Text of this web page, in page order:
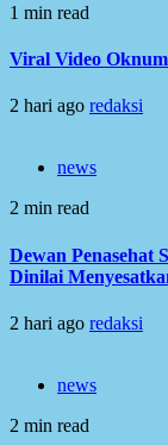
1 min read
Viral Video
2 hari ago redaksi
news
2 min read
Dewan Penasehat
Dinilai
2 hari ago redaksi
news
2 min read